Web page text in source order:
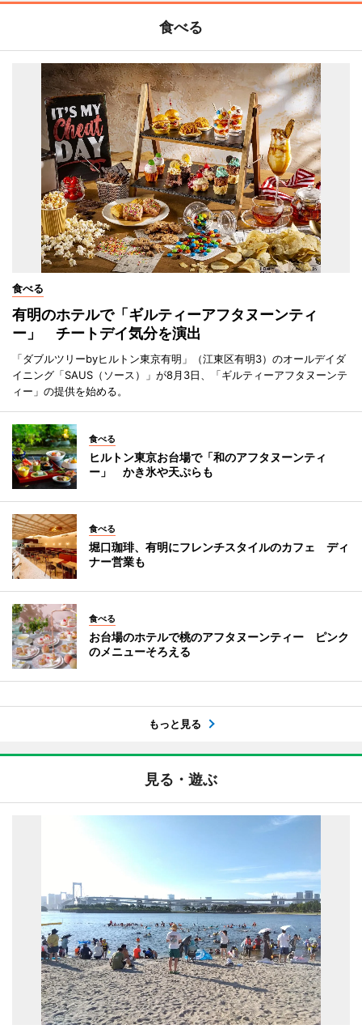
食べる
食べる
有明のホテルで「ギルティーアフタヌーンティ
ー」 チートデイ気分を演出
「ダブルツリーbyヒルトン東京有明」（江東区有明3）のオールデイダ
イニング「SAUS（ソース）」が8月3日、「ギルティーアフタヌーンテ
ィー」の提供を始める。
食べる
ヒルトン東京お台場で「和のアフタヌーンティ
ー」 かき氷や天ぷらも
食べる
堀口珈琲、有明にフレンチスタイルのカフェ ディ
ナー営業も
食べる
お台場のホテルで桃のアフタヌーンティー ピンク
のメニューそろえる
もっと見る
見る・遊ぶ